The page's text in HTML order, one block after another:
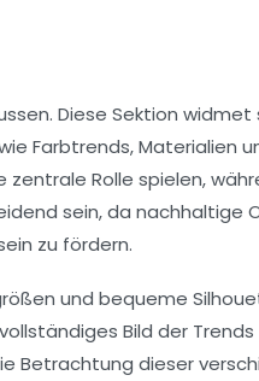
Diese Sektion
Farbtrends, Materialien
Rolle spielen,
sein, da nachhaltige
zu fördern.
und bequeme
Bild der
Betrachtung dieser